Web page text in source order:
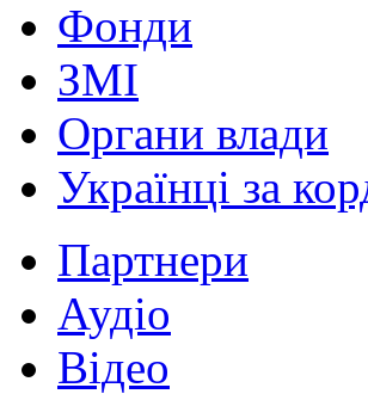
Фонди
ЗМІ
Органи влади
Українці за
Партнери
Аудіо
Відео